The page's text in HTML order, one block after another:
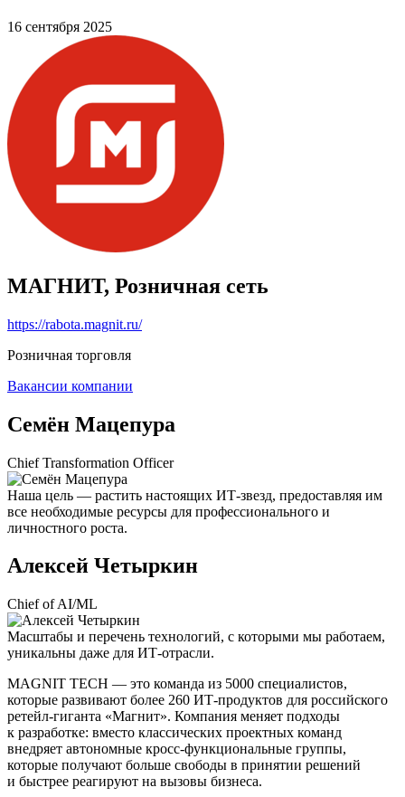
16 сентября 2025
МАГНИТ, Розничная сеть
https://rabota.magnit.ru/
Розничная торговля
Вакансии компании
Семён Мацепура
Chief Transformation Officer
Наша цель — растить настоящих ИТ-звезд, предоставляя им
все необходимые ресурсы для профессионального и
личностного роста.
Алексей Четыркин
Chief of AI/ML
Масштабы и перечень технологий, с которыми мы работаем,
уникальны даже для ИТ-отрасли.
MAGNIT TECH — это команда из 5000 специалистов,
которые развивают более 260 ИТ-продуктов для российского
ретейл-гиганта «Магнит». Компания меняет подходы
к разработке: вместо классических проектных команд
внедряет автономные кросс-функциональные группы,
которые получают больше свободы в принятии решений
и быстрее реагируют на вызовы бизнеса.